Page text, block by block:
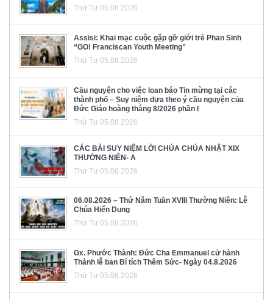
Thứ Tư 05.08.2026
Assisi: Khai mạc cuộc gặp gỡ giới trẻ Phan Sinh
“GO! Franciscan Youth Meeting”
Thứ Tư 05.08.2026
Cầu nguyện cho việc loan báo Tin mừng tại các
thành phố – Suy niệm dựa theo ý cầu nguyện của
Đức Giáo hoàng tháng 8/2026 phần I
Thứ Tư 05.08.2026
CÁC BÀI SUY NIỆM LỜI CHÚA CHÚA NHẬT XIX
THƯỜNG NIÊN- A
Thứ Tư 05.08.2026
06.08.2026 – Thứ Năm Tuần XVIII Thường Niên: Lễ
Chúa Hiển Dung
Thứ Tư 05.08.2026
Gx. Phước Thành: Đức Cha Emmanuel cử hành
Thánh lễ ban Bí tích Thêm Sức- Ngày 04.8.2026
Thứ Tư 05.08.2026